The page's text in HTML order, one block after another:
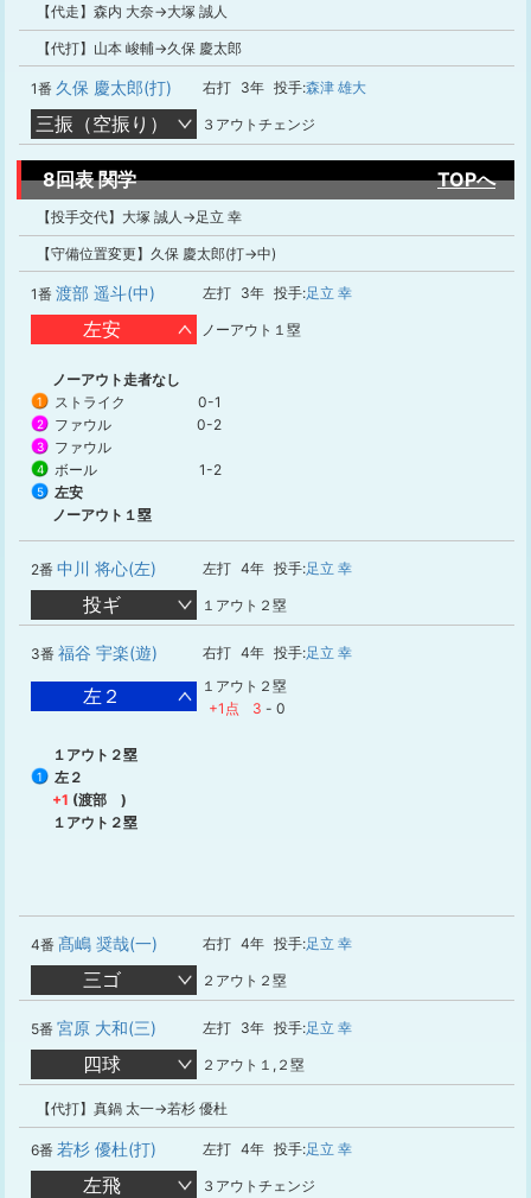
【代走】森内 大奈→大塚 誠人
【代打】山本 峻輔→久保 慶太郎
1番 久保 慶太郎(打) 右打 3年 投手:森津 雄大
三振（空振り） ３アウトチェンジ
8回表 関学 TOPへ
【投手交代】大塚 誠人→足立 幸
【守備位置変更】久保 慶太郎(打→中)
1番 渡部 遥斗(中) 左打 3年 投手:足立 幸
左安 ノーアウト１塁
ノーアウト走者なし
1 ストライク 0-1
2 ファウル 0-2
3 ファウル
4 ボール 1-2
5
左安
ノーアウト１塁
2番 中川 将心(左) 左打 4年 投手:足立 幸
投ギ １アウト２塁
3番 福谷 宇楽(遊) 右打 4年 投手:足立 幸
左２
１アウト２塁
+1点
3 - 0
１アウト２塁
1
左２
+1 (渡部 )
１アウト２塁
4番 髙嶋 奨哉(一) 右打 4年 投手:足立 幸
三ゴ ２アウト２塁
5番 宮原 大和(三) 左打 3年 投手:足立 幸
四球 ２アウト１,２塁
【代打】真鍋 太一→若杉 優杜
6番 若杉 優杜(打) 左打 4年 投手:足立 幸
左飛 ３アウトチェンジ